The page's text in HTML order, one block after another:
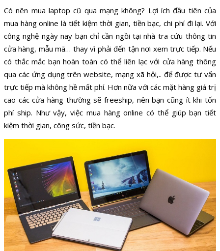
Có nên mua laptop cũ qua mạng không? Lợi ích đầu tiên của
mua hàng online là tiết kiệm thời gian, tiền bạc, chi phí đi lại. Với
công nghệ ngày nay bạn chỉ cần ngồi tại nhà tra cứu thông tin
cửa hàng, mẫu mã… thay vì phải đến tận nơi xem trực tiếp. Nếu
có thắc mắc bạn hoàn toàn có thể liên lạc với cửa hàng thông
qua các ứng dụng trên website, mạng xã hội,.. để được tư vấn
trực tiếp mà không hề mất phí. Hơn nữa với các mặt hàng giá trị
cao các cửa hàng thường sẽ freeship, nên bạn cũng ít khi tốn
phí ship. Như vậy, việc mua hàng online có thể giúp bạn tiết
kiệm thời gian, công sức, tiền bạc.